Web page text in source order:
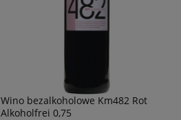
Wino bezalkoholowe Km482 Rot
Alkoholfrei 0,75